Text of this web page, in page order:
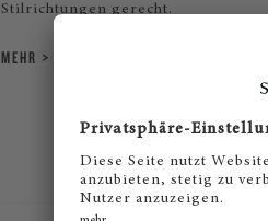
Stilrichtungen gerecht.
MEHR